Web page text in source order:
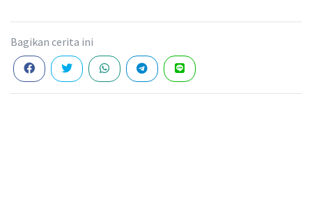
Bagikan cerita ini